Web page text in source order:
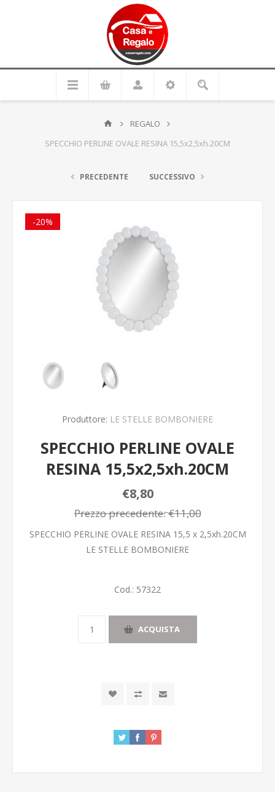
REGALO
SPECCHIO PERLINE OVALE RESINA 15,5x2,5xh.20CM
PRECEDENTE SUCCESSIVO
-20%
Produttore: LE STELLE BOMBONIERE
SPECCHIO PERLINE OVALE
RESINA 15,5x2,5xh.20CM
€8,80
Prezzo precedente:€11,00
SPECCHIO PERLINE OVALE RESINA 15,5 x 2,5xh.20CM
LE STELLE BOMBONIERE
Cod.: 57322
ACQUISTA